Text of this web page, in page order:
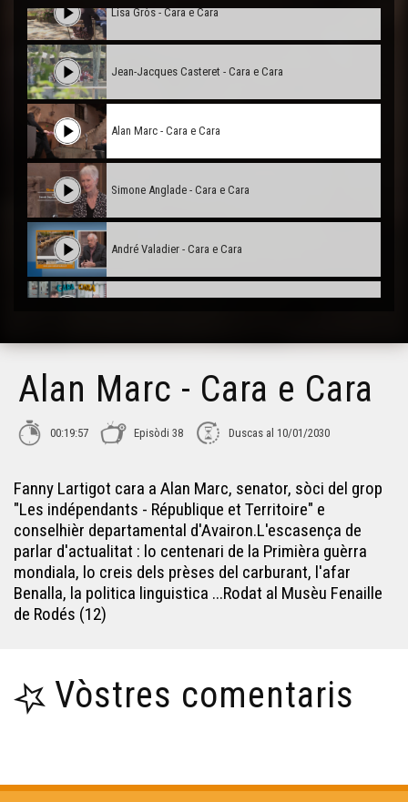
Lisa Gròs - Cara e Cara
Jean-Jacques Casteret - Cara e Cara
Alan Marc - Cara e Cara
Simone Anglade - Cara e Cara
André Valadier - Cara e Cara
Pierre Salles - Cara e Cara
Vincenç Javaloyès - Cara e Cara
Joan Francés Tisnèr - Cara e Cara
Sèrgi Mauhourat - Cara e Cara
Nadège Pehau - Cara e Cara
Alan Marc - Cara e Cara
00:19:57 Episòdi 38 Duscas al 10/01/2030
Fanny Lartigot cara a Alan Marc, senator, sòci del grop
"Les indépendants - République et Territoire" e
conselhièr departamental d'Avairon.L'escasença de
parlar d'actualitat : lo centenari de la Primièra guèrra
mondiala, lo creis dels prèses del carburant, l'afar
Benalla, la politica linguistica ...Rodat al Musèu Fenaille
de Rodés (12)
Vòstres comentaris